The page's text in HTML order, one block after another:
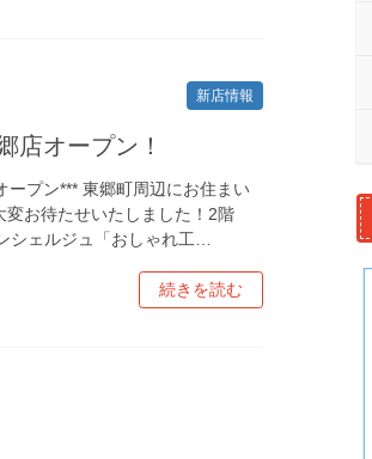
新店情報
店オープン！
プン*** 東郷町周辺にお住まい
お待たせいたしました！2階
シェルジュ「おしゃれ工…
続きを読む